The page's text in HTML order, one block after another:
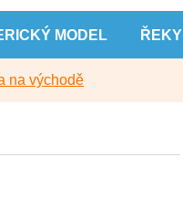
MODEL ŘEKY
na východě